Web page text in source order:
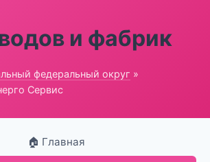
и фабрик
федеральный округ »
Сервис
🏠 Главная